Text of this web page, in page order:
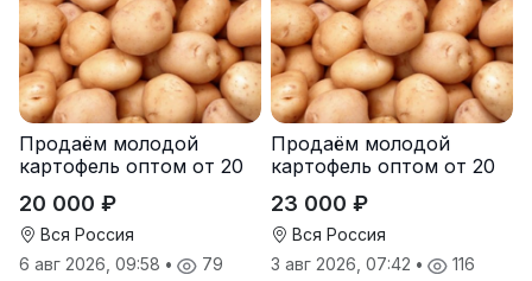
Продаём молодой
картофель оптом от 20
20 000 ₽
Вся Россия
6 авг 2026, 09:58 • 79
Продаём молодой
картофель оптом от 20
23 000 ₽
Вся Россия
3 авг 2026, 07:42 • 116